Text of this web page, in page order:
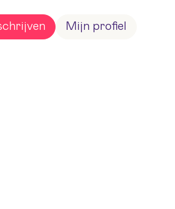
Mijn profiel